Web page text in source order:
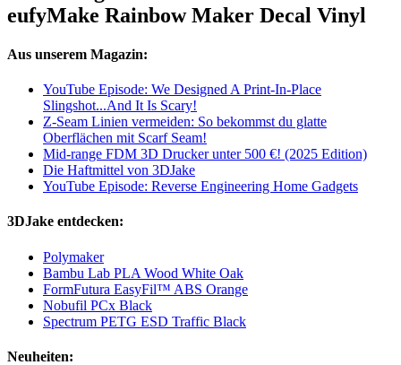
eufyMake Rainbow Maker Decal Vinyl
Aus unserem Magazin:
YouTube Episode: We Designed A Print-In-Place
Slingshot...And It Is Scary!
Z-Seam Linien vermeiden: So bekommst du glatte
Oberflächen mit Scarf Seam!
Mid-range FDM 3D Drucker unter 500 €! (2025 Edition)
Die Haftmittel von 3DJake
YouTube Episode: Reverse Engineering Home Gadgets
3DJake entdecken:
Polymaker
Bambu Lab PLA Wood White Oak
FormFutura EasyFil™ ABS Orange
Nobufil PCx Black
Spectrum PETG ESD Traffic Black
Neuheiten: